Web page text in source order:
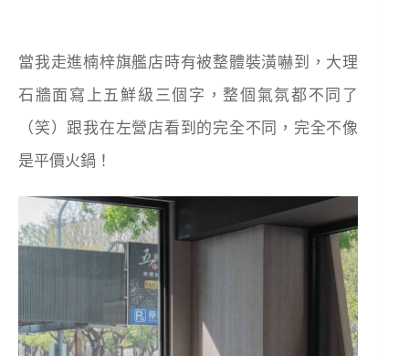
當我走進楠梓旗艦店時有被整體裝潢嚇到，大理
石牆面寫上五鮮級三個字，整個氣氛都不同了
（笑）跟我在左營店看到的完全不同，完全不像
是平價火鍋！